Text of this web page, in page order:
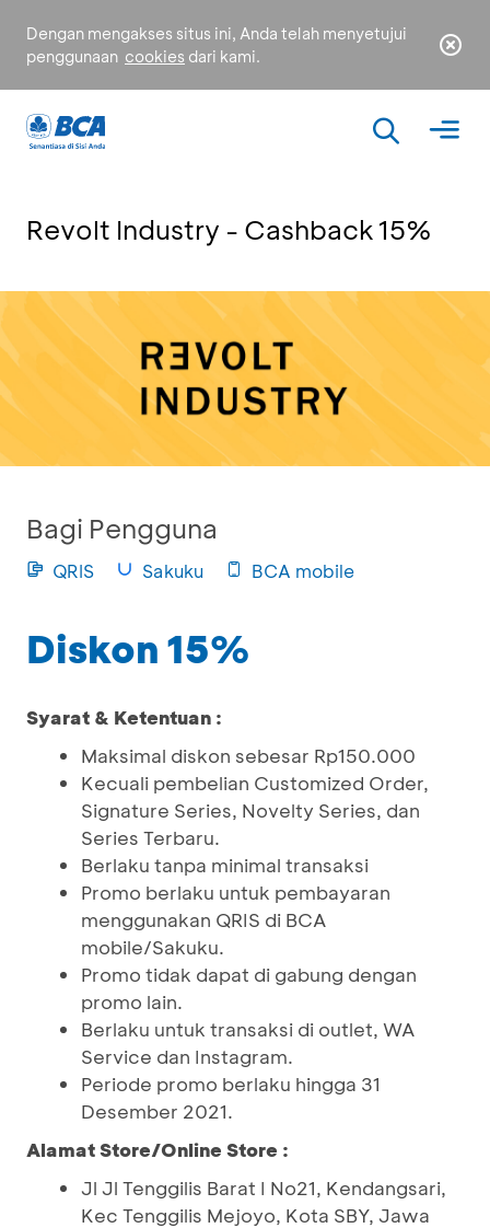
Dengan mengakses situs ini, Anda telah menyetujui
penggunaan cookies dari kami.
Revolt Industry - Cashback 15%
Bagi Pengguna
QRIS Sakuku BCA mobile
Diskon 15%
Syarat & Ketentuan :
Maksimal diskon sebesar Rp150.000
Kecuali pembelian Customized Order,
Signature Series, Novelty Series, dan
Series Terbaru.
Berlaku tanpa minimal transaksi
Promo berlaku untuk pembayaran
menggunakan QRIS di BCA
mobile/Sakuku.
Promo tidak dapat di gabung dengan
promo lain.
Berlaku untuk transaksi di outlet, WA
Service dan Instagram.
Periode promo berlaku hingga 31
Desember 2021.
Alamat Store/Online Store :
Jl Jl Tenggilis Barat I No21, Kendangsari,
Kec Tenggilis Mejoyo, Kota SBY, Jawa